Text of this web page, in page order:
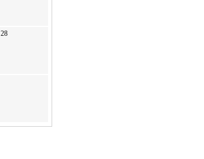
28